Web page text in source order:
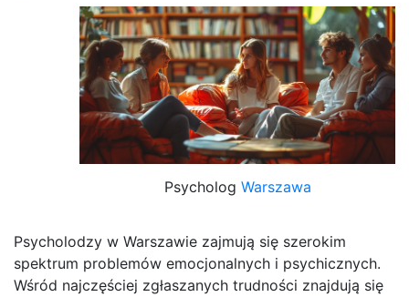
Psycholog Warszawa
Psycholodzy w Warszawie zajmują się szerokim
spektrum problemów emocjonalnych i psychicznych.
Wśród najczęściej zgłaszanych trudności znajdują się